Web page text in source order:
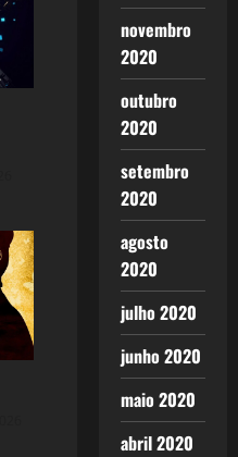
novembro
2020
outubro
2020
setembro
2020
agosto
2020
julho 2020
junho 2020
maio 2020
abril 2020